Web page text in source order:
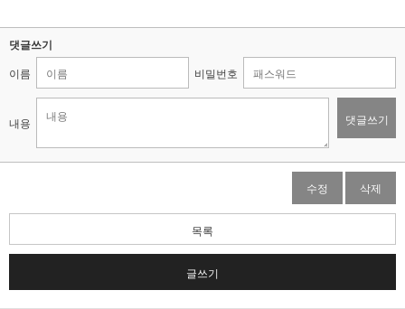
댓글쓰기
이름 비밀번호
내용 댓글쓰기
수정 삭제
목록
글쓰기